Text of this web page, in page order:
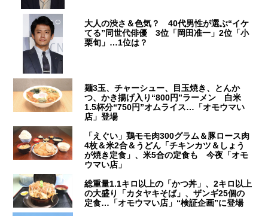
大人の渋さ＆色気？ 40代男性が選ぶ“イケ
てる”同世代俳優 3位「岡田准一」2位「小
栗旬」…1位は？
麺3玉、チャーシュー、目玉焼き、とんか
つ、かき揚げ入り“800円”ラーメン 白米
1.5杯分“750円”オムライス…「オモウマい
店」登場
「えぐい」鶏モモ肉300グラム＆豚ロース肉
4枚＆米2合＆うどん「チキンカツ＆しょう
が焼き定食」、米5合の定食も 今夜「オモ
ウマい店」
総重量1.1キロ以上の「かつ丼」、2キロ以上
の大盛り「カタヤキそば」、ザンギ25個の
定食…「オモウマい店」“検証企画”に登場